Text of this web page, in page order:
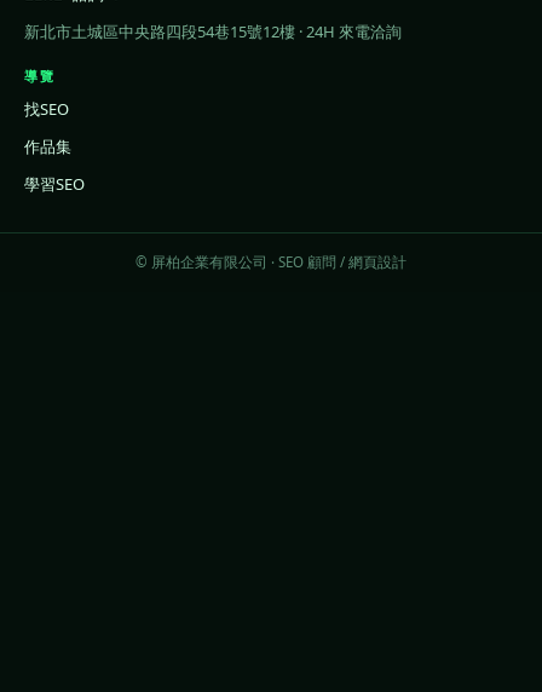
新北市土城區中央路四段54巷15號12樓 · 24H 來電洽詢
導覽
找SEO
作品集
學習SEO
© 屏柏企業有限公司 · SEO 顧問 / 網頁設計